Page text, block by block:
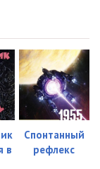
в
Спонтанный
рефлекс